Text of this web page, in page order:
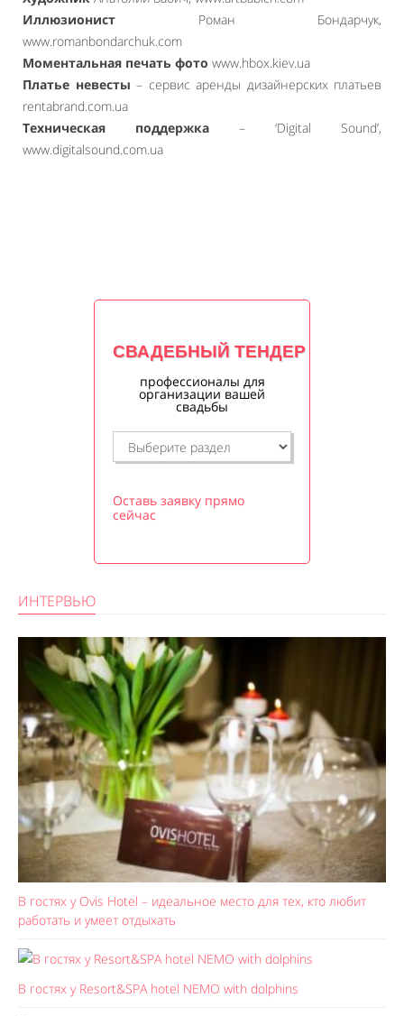
Иллюзионист Роман Бондарчук,
www.romanbondarchuk.com
Моментальная печать фото www.hbox.kiev.ua
Платье невесты – сервис аренды дизайнерских платьев
rentabrand.com.ua
Техническая поддержка – ‘Digital Sound’,
www.digitalsound.com.ua
СВАДЕБНЫЙ ТЕНДЕР
профессионалы для
организации вашей
свадьбы
Оставь заявку прямо
сейчас
ИНТЕРВЬЮ
В гостях у Ovis Hotel – идеальное место для тех, кто любит
работать и умеет отдыхать
В гостях у Resort&SPA hotel NEMO with dolphins